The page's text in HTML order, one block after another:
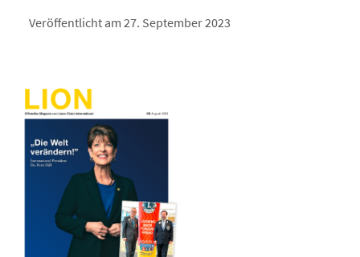
Veröffentlicht am 27. September 2023